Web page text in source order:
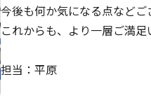
今後も何か気になる点などご
これからも、より一層ご満足
担当：平原